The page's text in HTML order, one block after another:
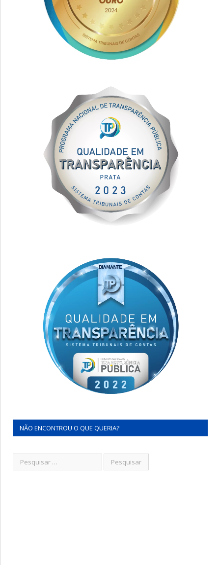
NÃO ENCONTROU O QUE QUERIA?